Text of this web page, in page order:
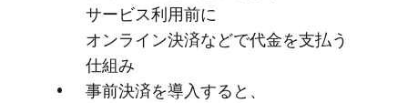
サービス利用前に​
オンライン決済などで​代金を​支払う​
仕組み
事前決済を​導入すると、​